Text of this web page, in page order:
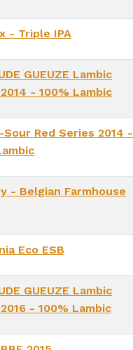
- Triple IPA
GUEUZE Lambic
- 100% Lambic
Red Series 2014 -
- Belgian Farmhouse
Eco ESB
GUEUZE Lambic
- 100% Lambic